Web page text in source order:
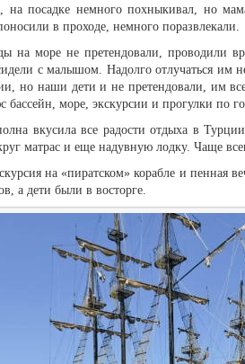
на посадке немного похныкивал, но
в проходе, немного поразвлекали.
на море не претендовали, проводили
с малышом. Надолго отлучаться им
но наши дети и не претендовали, им
бассейн, море, экскурсии и прогулки по
вкусила все радости отдыха в
матрас и еще надувную лодку. Чаще
на «пиратском» корабле и пенная
а дети были в восторге.